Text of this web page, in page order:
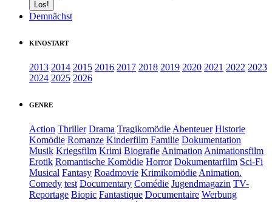
Demnächst
KINOSTART
2013 2014 2015 2016 2017 2018 2019 2020 2021 2022 2023
2024 2025 2026
GENRE
Action Thriller Drama Tragikomödie Abenteuer Historie
Komödie Romanze Kinderfilm Familie Dokumentation
Musik Kriegsfilm Krimi Biografie Animation Animationsfilm
Erotik Romantische Komödie Horror Dokumentarfilm Sci-Fi
Musical Fantasy Roadmovie Krimikomödie Animation.
Comedy test Documentary Comédie Jugendmagazin TV-
Reportage Biopic Fantastique Documentaire Werbung